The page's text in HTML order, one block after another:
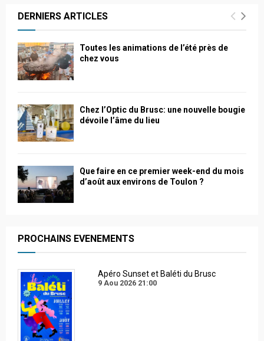
DERNIERS ARTICLES
Toutes les animations de l’été près de
chez vous
Chez l’Optic du Brusc: une nouvelle bougie
dévoile l’âme du lieu
Que faire en ce premier week-end du mois
d’août aux environs de Toulon ?
PROCHAINS EVENEMENTS
Apéro Sunset et Baléti du Brusc
9 Aou 2026 21:00